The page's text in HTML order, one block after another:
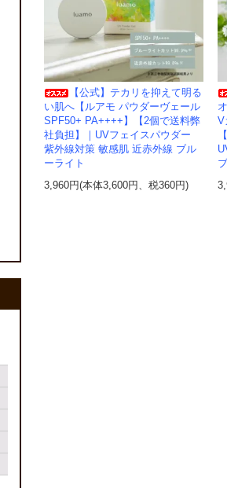
【公式】テカリを抑えて明る
い肌へ【ルアモ パウダーヴェール
SPF50+ PA++++】【2個で送料弊
社負担】｜UVフェイスパウダー
紫外線対策 敏感肌 近赤外線 ブル
ーライト
3,960円(本体3,600円、税360円)
V